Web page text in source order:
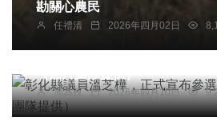
勘關心農民
任禮清 2026年四月02日
社會 綜合新聞 健康 文教
彰化縣議員溫芝樺，正式宣布
周為政 2026年四月10日
綜合新聞 文教
中市防災文武教育 向下扎根！